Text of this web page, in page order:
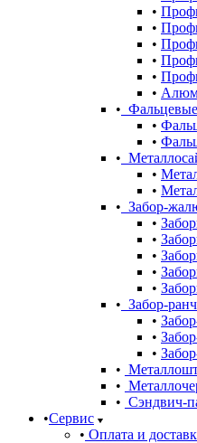
Забор-
Забор-
Сэндвич-
Сервис
Оплата и